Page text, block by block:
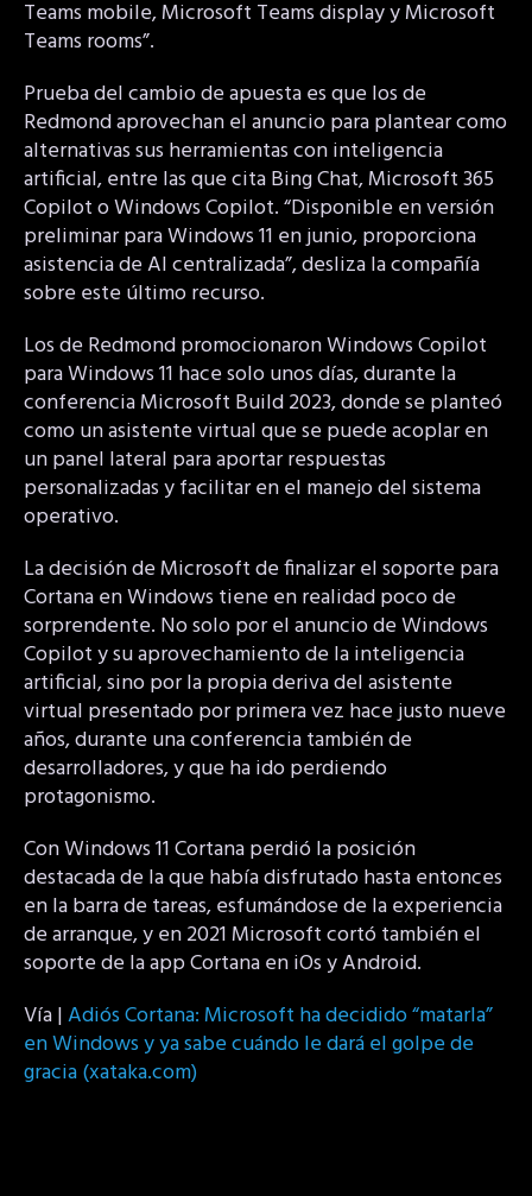
Teams mobile, Microsoft Teams display y Microsoft
Teams rooms”.
Prueba del cambio de apuesta es que los de
Redmond aprovechan el anuncio para plantear como
alternativas sus herramientas con inteligencia
artificial, entre las que cita Bing Chat, Microsoft 365
Copilot o Windows Copilot. “Disponible en versión
preliminar para Windows 11 en junio, proporciona
asistencia de AI centralizada”, desliza la compañía
sobre este último recurso.
Los de Redmond promocionaron Windows Copilot
para Windows 11 hace solo unos días, durante la
conferencia Microsoft Build 2023, donde se planteó
como un asistente virtual que se puede acoplar en
un panel lateral para aportar respuestas
personalizadas y facilitar en el manejo del sistema
operativo.
La decisión de Microsoft de finalizar el soporte para
Cortana en Windows tiene en realidad poco de
sorprendente. No solo por el anuncio de Windows
Copilot y su aprovechamiento de la inteligencia
artificial, sino por la propia deriva del asistente
virtual presentado por primera vez hace justo nueve
años, durante una conferencia también de
desarrolladores, y que ha ido perdiendo
protagonismo.
Con Windows 11 Cortana perdió la posición
destacada de la que había disfrutado hasta entonces
en la barra de tareas, esfumándose de la experiencia
de arranque, y en 2021 Microsoft cortó también el
soporte de la app Cortana en iOs y Android.
Vía |Adiós Cortana: Microsoft ha decidido “matarla”
en Windows y ya sabe cuándo le dará el golpe de
gracia (xataka.com)